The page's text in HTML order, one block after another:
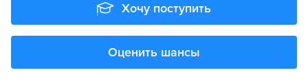
Хочу поступить
Оценить шансы